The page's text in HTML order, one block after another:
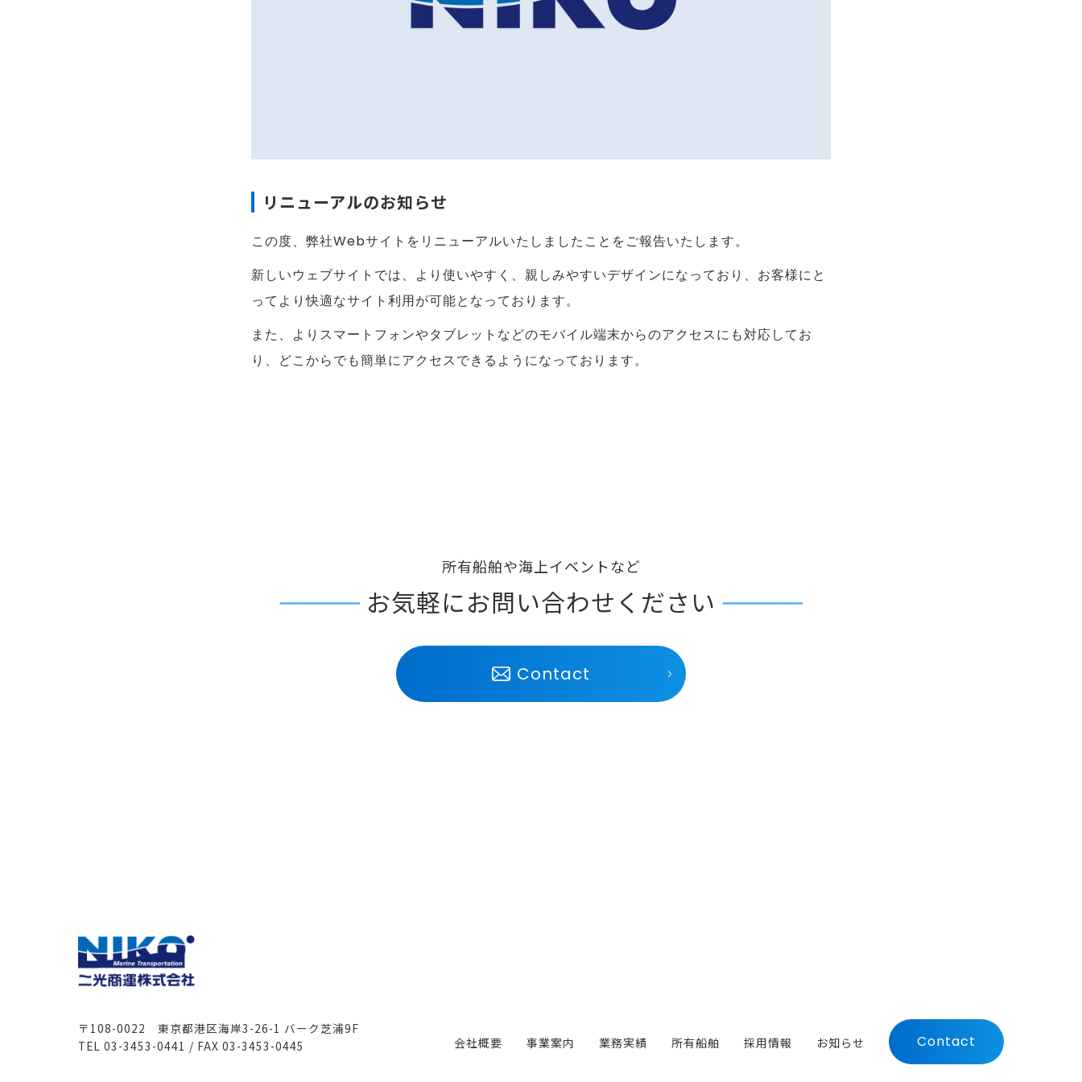
リニューアルのお知らせ
この度、弊社Webサイトをリニューアルいたしましたことをご報告いたします。
新しいウェブサイトでは、より使いやすく、親しみやすいデザインになっており、お客様にと
ってより快適なサイト利用が可能となっております。
また、よりスマートフォンやタブレットなどのモバイル端末からのアクセスにも対応してお
り、どこからでも簡単にアクセスできるようになっております。
所有船舶や海上イベントなど
お気軽にお問い合わせください
Contact
〒108-0022 東京都港区海岸3-26-1 バーク芝浦9F
TEL 03-3453-0441 / FAX 03-3453-0445
会社概要 事業案内 業務実績 所有船舶 採用情報 お知らせ Contact